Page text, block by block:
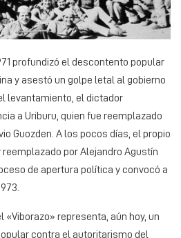
profundizó el descontento popular
y asestó un golpe letal al gobierno
levantamiento, el dictador
a Uriburu, quien fue reemplazado
Guozden. A los pocos días, el propio
por Alejandro Agustín
de apertura política y convocó a
«Viborazo» representa, aún hoy, un
contra el autoritarismo del